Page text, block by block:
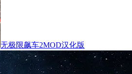
无极限飙车2MOD汉化版